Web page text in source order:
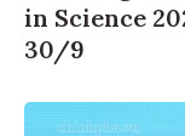
in Science
30/9